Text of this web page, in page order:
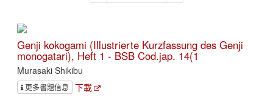
Genji kokogami (Illustrierte Kurzfassung des Genji
monogatari), Heft 1 - BSB Cod.jap. 14(1
Murasaki Shikibu
更多書題信息 下載